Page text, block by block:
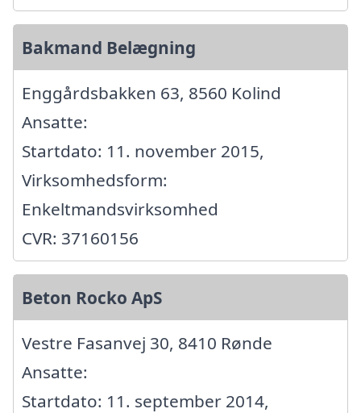
Bakmand Belægning
Enggårdsbakken 63, 8560 Kolind
Ansatte:
Startdato: 11. november 2015,
Virksomhedsform:
Enkeltmandsvirksomhed
CVR: 37160156
Beton Rocko ApS
Vestre Fasanvej 30, 8410 Rønde
Ansatte:
Startdato: 11. september 2014,